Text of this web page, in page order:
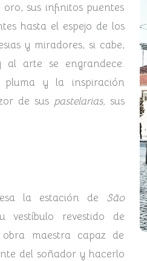
sus infinitos puentes
hasta el espejo de los
y miradores, si cabe,
arte se engrandece.
pluma y la inspiración
de sus pastelarias, sus
la estación de São
vestíbulo revestido de
obra maestra capaz de
del soñador y hacerlo